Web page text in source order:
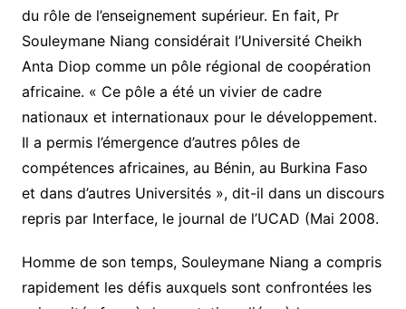
du rôle de l’enseignement supérieur. En fait, Pr
Souleymane Niang considérait l’Université Cheikh
Anta Diop comme un pôle régional de coopération
africaine. « Ce pôle a été un vivier de cadre
nationaux et internationaux pour le développement.
Il a permis l’émergence d’autres pôles de
compétences africaines, au Bénin, au Burkina Faso
et dans d’autres Universités », dit-il dans un discours
repris par Interface, le journal de l’UCAD (Mai 2008.
Homme de son temps, Souleymane Niang a compris
rapidement les défis auxquels sont confrontées les